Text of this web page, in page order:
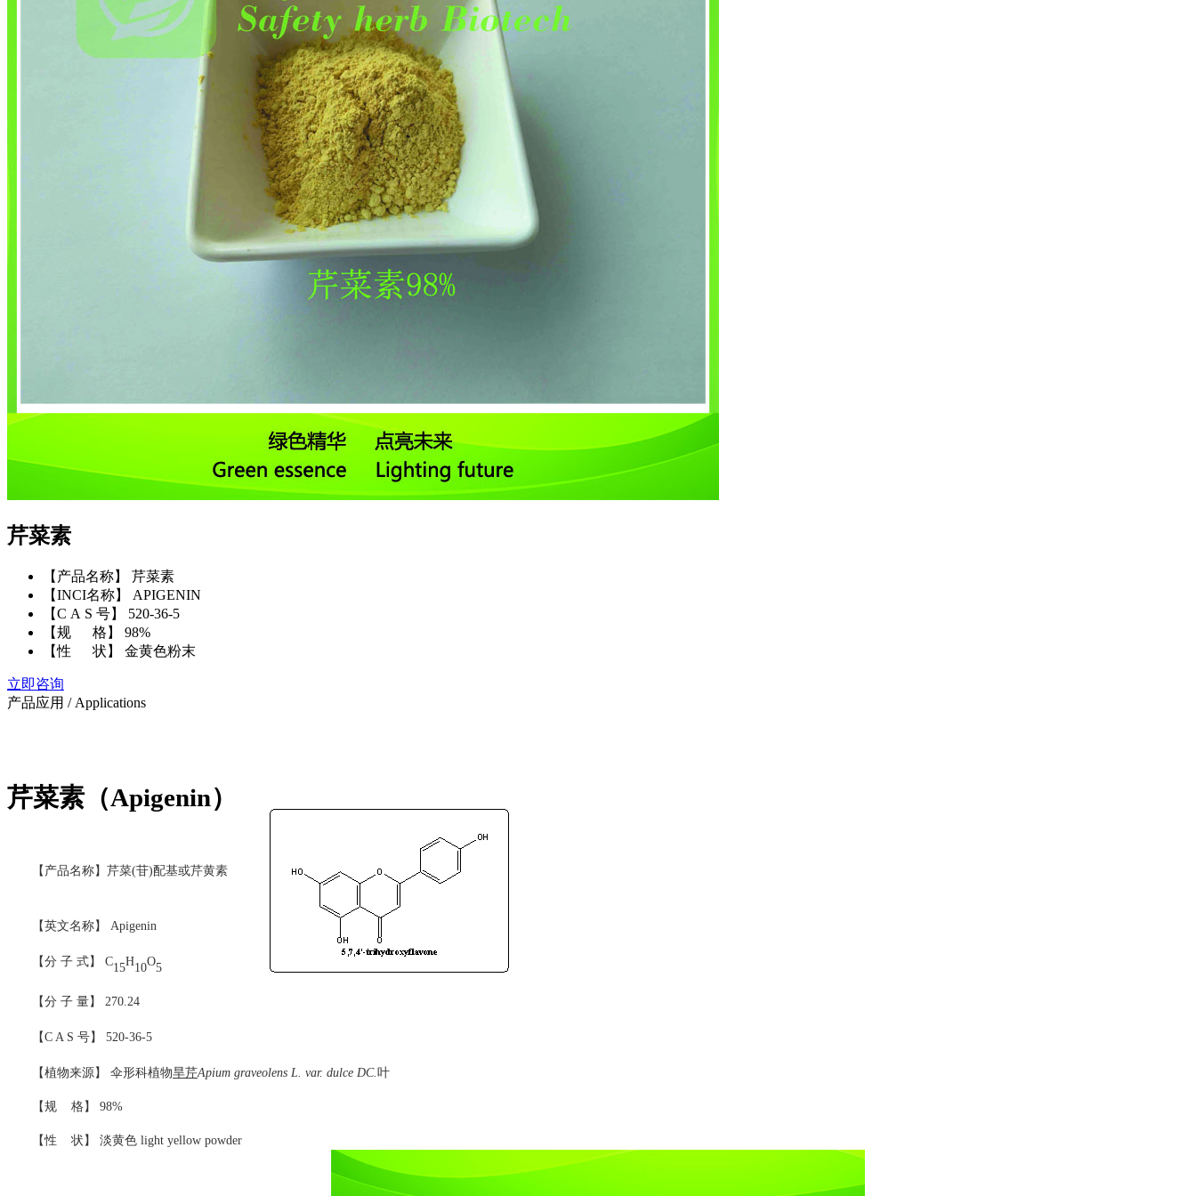
芹菜素
【产品名称】 芹菜素
【INCI名称】 APIGENIN
【C A S 号】 520-36-5
【规 格】 98%
【性 状】 金黄色粉末
立即咨询
产品应用 / Applications
芹菜素（Apigenin）
【产品名称】芹菜(苷)配基或芹黄素
【英文名称】 Apigenin
【分 子 式】 C
15
H
10
O
5
【分 子 量】 270.24
【C A S 号】 520-36-5
【植物来源】 伞形科植物旱芹Apium graveolens L. var. dulce DC.叶
【规 格】 98%
【性 状】 淡黄色 light yellow powder